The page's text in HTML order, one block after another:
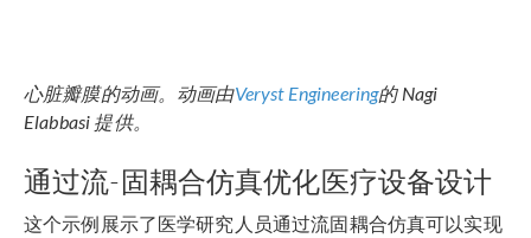
心脏瓣膜的动画。动画由Veryst Engineering的Nagi
Elabbasi 提供。
通过流-固耦合仿真优化医疗设备设计
这个示例展示了医学研究人员通过流固耦合仿真可以实现